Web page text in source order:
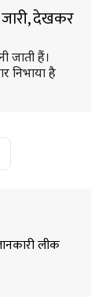
देखकर
जाती हैं।
निभाया है
लीक